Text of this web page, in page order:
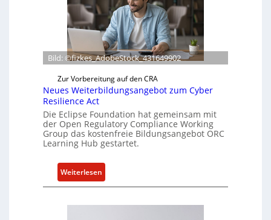
e
f
e
r
t
a
k
u
e
l
e
Z
a
h
Bild: ©fizkes_AdobeStock_431649902
Zur Vorbereitung auf den CRA
Neues Weiterbildungsangebot zum Cyber
Resilience Act
Die Eclipse Foundation hat gemeinsam mit
der Open Regulatory Compliance Working
Group das kostenfreie Bildungsangebot ORC
Learning Hub gestartet.
Weiterlesen
N